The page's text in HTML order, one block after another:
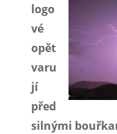
logo
vé
opět
varu
jí
před
silnými